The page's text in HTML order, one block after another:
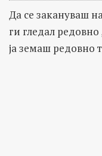
Да се закануваш
ги гледал
ја земаш редовно